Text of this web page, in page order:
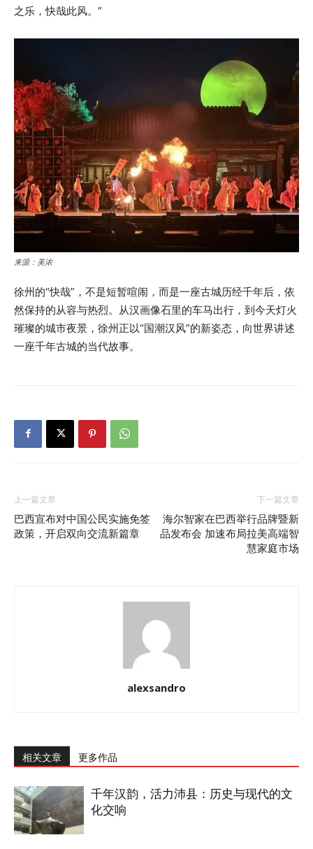
之乐，快哉此风。”
来源：美浓
徐州的“快哉”，不是短暂喧闹，而是一座古城历经千年后，依
然保持的从容与热烈。从汉画像石里的车马出行，到今天灯火
璀璨的城市夜景，徐州正以“国潮汉风”的新姿态，向世界讲述
一座千年古城的当代故事。
上一篇文章
巴西宣布对中国公民实施免签
政策，开启双向交流新篇章
下一篇文章
海尔智家在巴西举行品牌暨新
品发布会 加速布局拉美高端智
慧家庭市场
alexsandro
相关文章 更多作品
千年汉韵，活力沛县：历史与现代的文
化交响